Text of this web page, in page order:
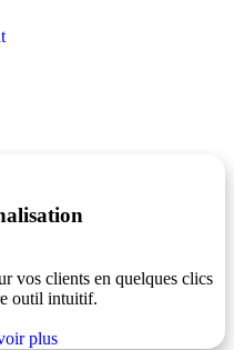
vos clients en quelques clics
outil intuitif.
plus